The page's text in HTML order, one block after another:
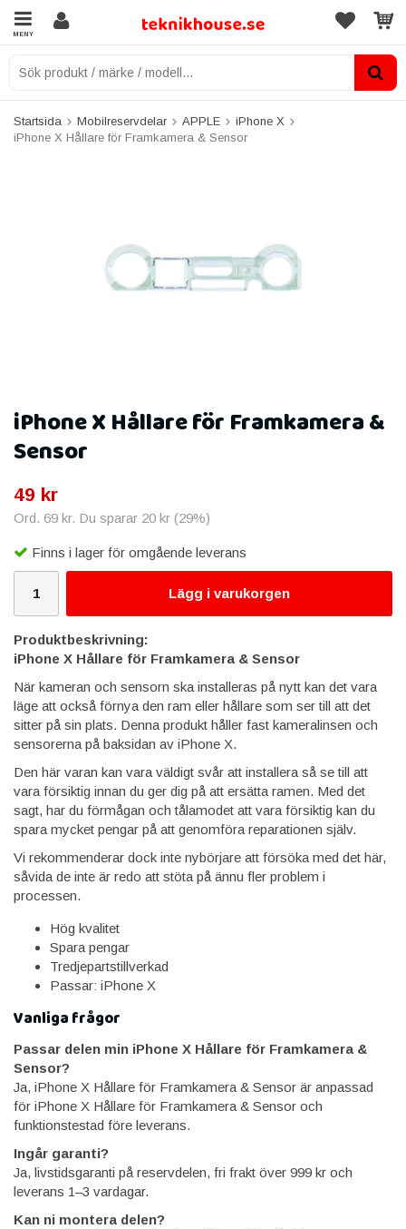
MENY
Startsida Mobilreservdelar APPLE
iPhone X
iPhone X Hållare för Framkamera & Sensor
iPhone X Hållare för Framkamera &
Sensor
49 kr
Ord. 69 kr. Du sparar 20 kr (29%)
Finns i lager för omgående leverans
Lägg i varukorgen
Produktbeskrivning:
iPhone X Hållare för Framkamera & Sensor
När kameran och sensorn ska installeras på nytt kan det vara
läge att också förnya den ram eller hållare som ser till att det
sitter på sin plats. Denna produkt håller fast kameralinsen och
sensorerna på baksidan av iPhone X.
Den här varan kan vara väldigt svår att installera så se till att
vara försiktig innan du ger dig på att ersätta ramen. Med det
sagt, har du förmågan och tålamodet att vara försiktig kan du
spara mycket pengar på att genomföra reparationen själv.
Vi rekommenderar dock inte nybörjare att försöka med det här,
såvida de inte är redo att stöta på ännu fler problem i
processen.
Hög kvalitet
Spara pengar
Tredjepartstillverkad
Passar: iPhone X
Vanliga frågor
Passar delen min iPhone X Hållare för Framkamera &
Sensor?
Ja, iPhone X Hållare för Framkamera & Sensor är anpassad
för iPhone X Hållare för Framkamera & Sensor och
funktionstestad före leverans.
Ingår garanti?
Ja, livstidsgaranti på reservdelen, fri frakt över 999 kr och
leverans 1–3 vardagar.
Kan ni montera delen?